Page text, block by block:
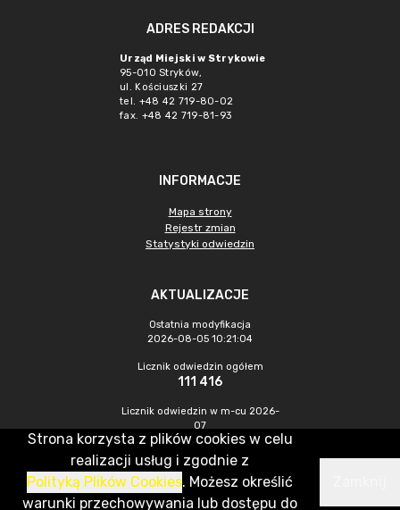
ADRES REDAKCJI
Urząd Miejski w Strykowie
95-010 Stryków,
ul. Kościuszki 27
tel. +48 42 719-80-02
fax. +48 42 719-81-93
INFORMACJE
Mapa strony
Rejestr zmian
Statystyki odwiedzin
AKTUALIZACJE
Ostatnia modyfikacja
2026-08-05 10:21:04
Licznik odwiedzin ogółem
111 416
Licznik odwiedzin w m-cu 2026-
07
1 525
CMS & Hosting: Nefeni Sp. z o.o.
Strona korzysta z plików cookies w celu
realizacji usług i zgodnie z
Polityką Plików Cookies. Możesz określić
warunki przechowywania lub dostępu do